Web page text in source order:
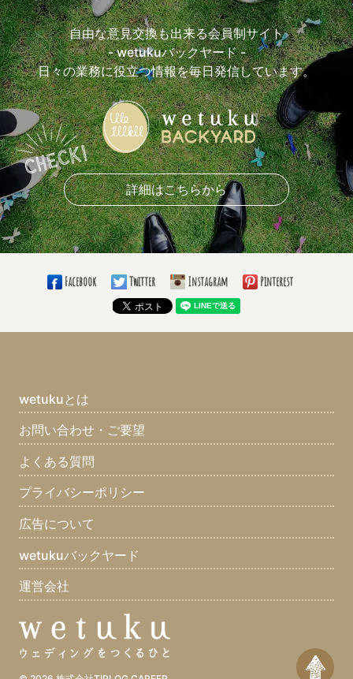
自由な意見交換も出来る会員制サイト
- wetukuバックヤード -
日々の業務に役立つ情報を毎日発信しています。
詳細はこちらから
Facebook Twitter Instagram Pinterest
wetukuとは
お問い合わせ・ご要望
よくある質問
プライバシーポリシー
広告について
wetukuバックヤード
運営会社